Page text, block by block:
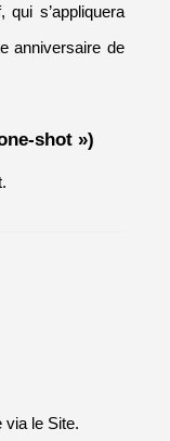
s’appliquera
anniversaire de
shot »)
via le Site.